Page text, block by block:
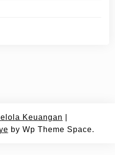
Keuangan
by Wp Theme Space.